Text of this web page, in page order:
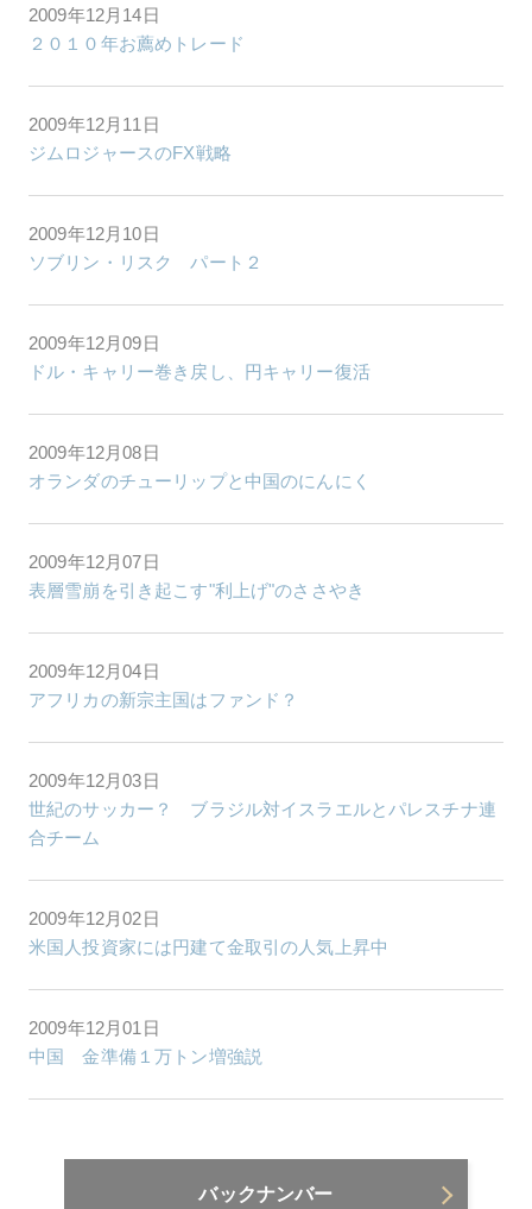
2009年12月14日
２０１０年お薦めトレード
2009年12月11日
ジムロジャースのFX戦略
2009年12月10日
ソブリン・リスク パート２
2009年12月09日
ドル・キャリー巻き戻し、円キャリー復活
2009年12月08日
オランダのチューリップと中国のにんにく
2009年12月07日
表層雪崩を引き起こす"利上げ"のささやき
2009年12月04日
アフリカの新宗主国はファンド？
2009年12月03日
世紀のサッカー？ ブラジル対イスラエルとパレスチナ連
合チーム
2009年12月02日
米国人投資家には円建て金取引の人気上昇中
2009年12月01日
中国 金準備１万トン増強説
バックナンバー